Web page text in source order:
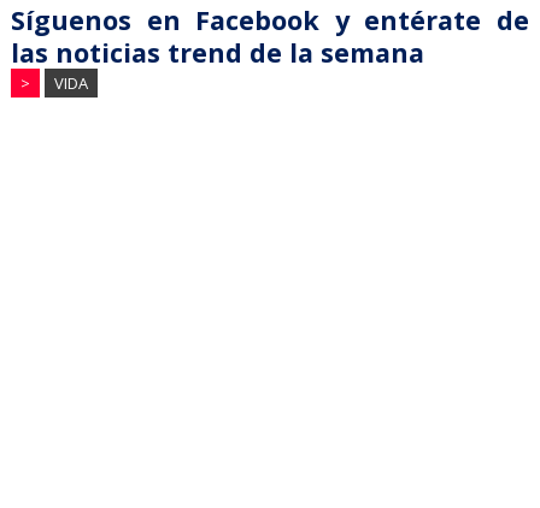
Síguenos en Facebook y entérate de
las noticias trend de la semana
> VIDA